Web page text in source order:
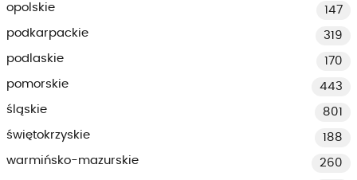
opolskie
147
podkarpackie
319
podlaskie
170
pomorskie
443
śląskie
801
świętokrzyskie
188
warmińsko-mazurskie
260